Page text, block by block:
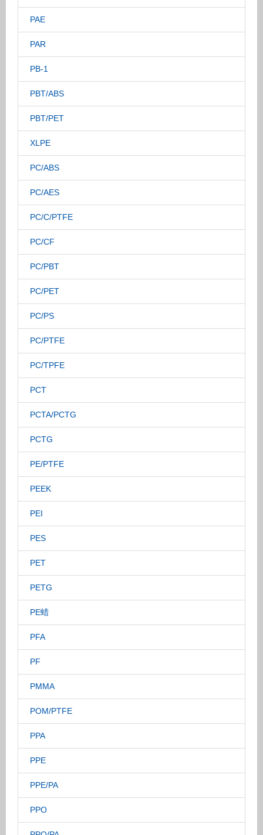
PAE
PAR
PB-1
PBT/ABS
PBT/PET
XLPE
PC/ABS
PC/AES
PC/C/PTFE
PC/CF
PC/PBT
PC/PET
PC/PS
PC/PTFE
PC/TPFE
PCT
PCTA/PCTG
PCTG
PE/PTFE
PEEK
PEI
PES
PET
PETG
PE蜡
PFA
PF
PMMA
POM/PTFE
PPA
PPE
PPE/PA
PPO